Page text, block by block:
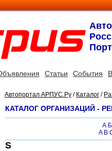
Статьи События
Автопортал АРПУС.Ру / Каталог /
КАТАЛОГ ОРГАНИЗАЦИЙ -
А Б
A B
S